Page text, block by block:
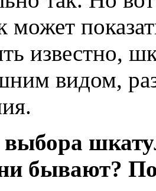
может
известно,
видом,
бывают?